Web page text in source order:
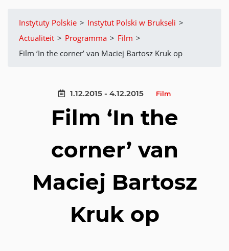
Instytuty Polskie > Instytut Polski w Brukseli >
Actualiteit > Programma > Film >
Film ‘In the corner’ van Maciej Bartosz Kruk op
1.12.2015 - 4.12.2015 Film
Film ‘In the
corner’ van
Maciej Bartosz
Kruk op